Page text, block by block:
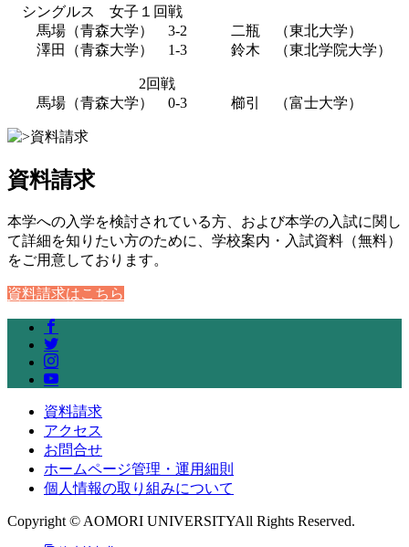
シングルス 女子１回戦
馬場（青森大学） 3-2 二瓶 （東北大学）
澤田（青森大学） 1-3 鈴木 （東北学院大学）
2回戦
馬場（青森大学） 0-3 櫛引 （富士大学）
資料請求
本学への入学を検討されている方、および本学の入試に関し
て詳細を知りたい方のために、学校案内・入試資料（無料）
をご用意しております。
資料請求はこちら
資料請求
アクセス
お問合せ
ホームページ管理・運用細則
個人情報の取り組みについて
Copyright © AOMORI UNIVERSITYAll Rights Reserved.